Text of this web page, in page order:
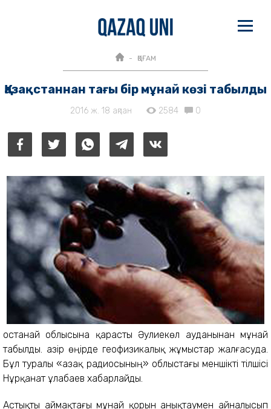
ҚОҒАМ
Қазақстаннан тағы бір мұнай көзі табылды
2016 ж. 18 ақпан 2584 0
Қостанай облысына қарасты Әулиекөл ауданынан мұнай
табылды. Қазір өңірде геофизикалық жұмыстар жалғасуда.
Бұл туралы «Қазақ радиосының» облыстағы меншікті тілшісі
Нұрқанат Құлабаев хабарлайды.
Астықты аймақтағы мұнай қорын анықтаумен айналысып